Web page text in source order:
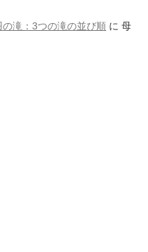
滝：3つの滝の並び順 に 母